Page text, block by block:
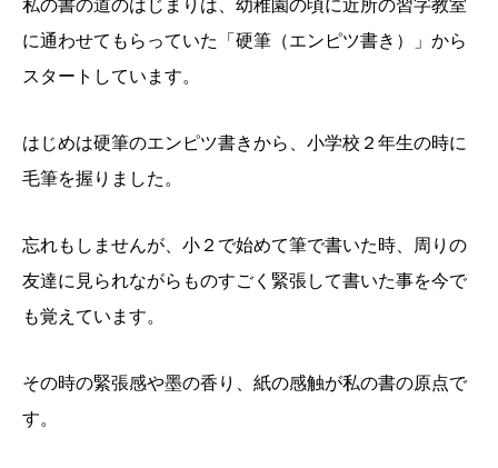
私の書の道のはじまりは、幼稚園の頃に近所の習字教室
に通わせてもらっていた「硬筆（エンピツ書き）」から
スタートしています。
はじめは硬筆のエンピツ書きから、小学校２年生の時に
毛筆を握りました。
忘れもしませんが、小２で始めて筆で書いた時、周りの
友達に見られながらものすごく緊張して書いた事を今で
も覚えています。
その時の緊張感や墨の香り、紙の感触が私の書の原点で
す。